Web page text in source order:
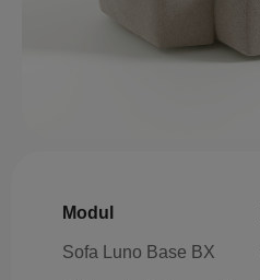
Modul
Sofa Luno Base BX